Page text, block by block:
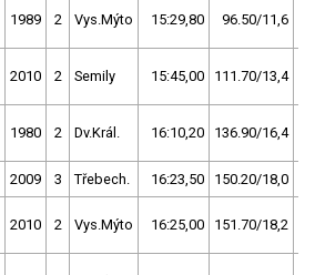
1989 2 Vys.Mýto 15:29,80 96.50/11,6
2010 2 Semily 15:45,00 111.70/13,4
1980 2 Dv.Král. 16:10,20 136.90/16,4
2009 3 Třebech. 16:23,50 150.20/18,0
2010 2 Vys.Mýto 16:25,00 151.70/18,2